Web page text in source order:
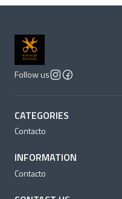
Follow us
CATEGORIES
Contacto
INFORMATION
Contacto